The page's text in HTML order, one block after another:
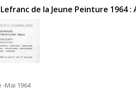
de la Jeune Peinture 1964 :
-Mai 1964